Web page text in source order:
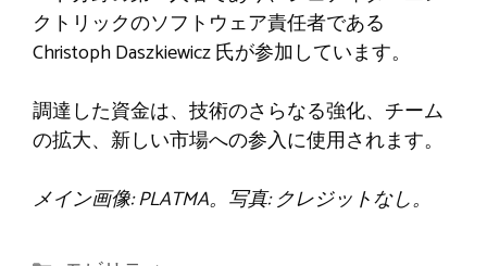
クトリックのソフトウェア責任者である
Christoph Daszkiewicz 氏が参加しています。
調達した資金は、技術のさらなる強化、チーム
の拡大、新しい市場への参入に使用されます。
メイン画像: PLATMA。写真: クレジットなし。